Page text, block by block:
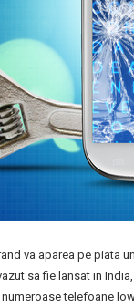
va aparea pe piata
sa fie lansat in
telefoane